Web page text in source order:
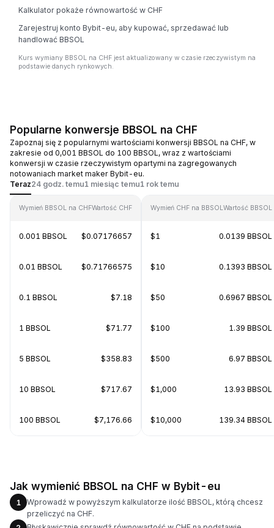
Kalkulator pokaże równowartość w CHF
Zarejestruj konto Bybit-eu, aby kupować, sprzedawać lub
handlować BBSOL
Kurs wymiany BBSOL na CHF jest aktualizowany w czasie rzeczywistym na
podstawie danych rynkowych.
Popularne konwersje BBSOL na CHF
Zapoznaj się z popularnymi wartościami konwersji BBSOL na CHF, w
zakresie od 0,001 BBSOL do 100 BBSOL, wraz z wartościami
konwersji w czasie rzeczywistym opartymi na zagregowanych
notowaniach market maker Bybit-eu.
Teraz24 godz. temu1 miesiąc temu1 rok temu
Wymień BBSOL na CHFWartość CHF
0.001 BBSOL $0.07176657
0.01 BBSOL $0.71766575
0.1 BBSOL $7.18
1 BBSOL $71.77
5 BBSOL $358.83
10 BBSOL $717.67
100 BBSOL $7,176.66
Wymień CHF na BBSOLWartość BBSOL
$1 0.0139 BBSOL
$10 0.1393 BBSOL
$50 0.6967 BBSOL
$100 1.39 BBSOL
$500 6.97 BBSOL
$1,000 13.93 BBSOL
$10,000 139.34 BBSOL
Jak wymienić BBSOL na CHF w Bybit-eu
1
Wprowadź w powyższym kalkulatorze ilość BBSOL, którą chcesz
przeliczyć na CHF.